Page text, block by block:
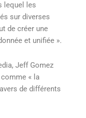
lequel les
sur diverses
de créer une
et unifiée ».
Jeff Gomez
« la
de différents